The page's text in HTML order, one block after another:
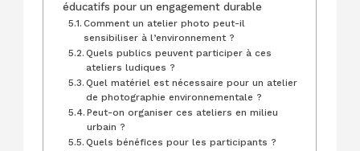
éducatifs pour un engagement durable
Comment un atelier photo peut-il
sensibiliser à l’environnement ?
Quels publics peuvent participer à ces
ateliers ludiques ?
Quel matériel est nécessaire pour un atelier
de photographie environnementale ?
Peut-on organiser ces ateliers en milieu
urbain ?
Quels bénéfices pour les participants ?